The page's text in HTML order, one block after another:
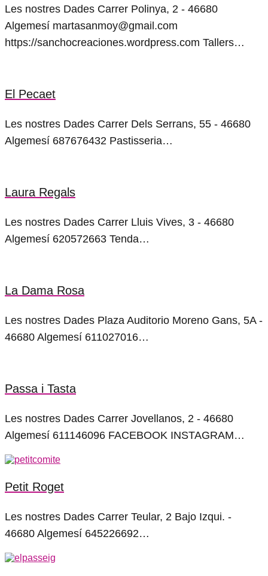
Les nostres Dades Carrer Polinya, 2 - 46680
Algemesí martasanmoy@gmail.com
https://sanchocreaciones.wordpress.com Tallers…
El Pecaet
Les nostres Dades Carrer Dels Serrans, 55 - 46680
Algemesí 687676432 Pastisseria…
Laura Regals
Les nostres Dades Carrer Lluis Vives, 3 - 46680
Algemesí 620572663 Tenda…
La Dama Rosa
Les nostres Dades Plaza Auditorio Moreno Gans, 5A -
46680 Algemesí 611027016…
Passa i Tasta
Les nostres Dades Carrer Jovellanos, 2 - 46680
Algemesí 611146096 FACEBOOK INSTAGRAM…
Petit Roget
Les nostres Dades Carrer Teular, 2 Bajo Izqui. -
46680 Algemesí 645226692…